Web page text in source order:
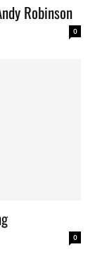
Robinson
0
0